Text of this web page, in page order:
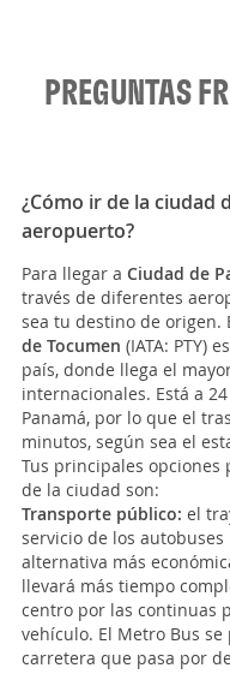
PREGUNTAS
¿Cómo ir de la ciudad
aeropuerto?
Para llegar a Ciudad de
través de diferentes
sea tu destino de origen.
de Tocumen (IATA: PTY)
país, donde llega el
internacionales. Está a
Panamá, por lo que el
minutos, según sea el
Tus principales
de la ciudad son:
Transporte público: el
servicio de los autobuses
alternativa más
llevará más tiempo
centro por las continuas
vehículo. El Metro Bus
carretera que pasa por